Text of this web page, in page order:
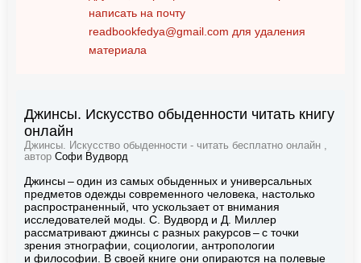
написать на почту
readbookfedya@gmail.com для удаления
материала
Джинсы. Искусство обыденности читать книгу
онлайн
Джинсы. Искусство обыденности - читать бесплатно онлайн ,
автор Софи Вудворд
Джинсы – один из самых обыденных и универсальных
предметов одежды современного человека, настолько
распространенный, что ускользает от внимания
исследователей моды. С. Вудворд и Д. Миллер
рассматривают джинсы с разных ракурсов – с точки
зрения этнографии, социологии, антропологии
и философии. В своей книге они опираются на полевые